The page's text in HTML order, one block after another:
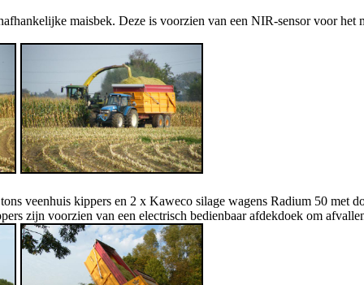
maisbek. Deze is voorzien van een NIR-sensor voor
veenhuis kippers en 2 x Kaweco silage wagens Radium 50 met
zijn voorzien van een electrisch bedienbaar afdekdoek om